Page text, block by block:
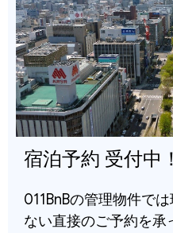
宿泊予約 受付中！
011BnBの管理物件で
ない直接のご予約を承